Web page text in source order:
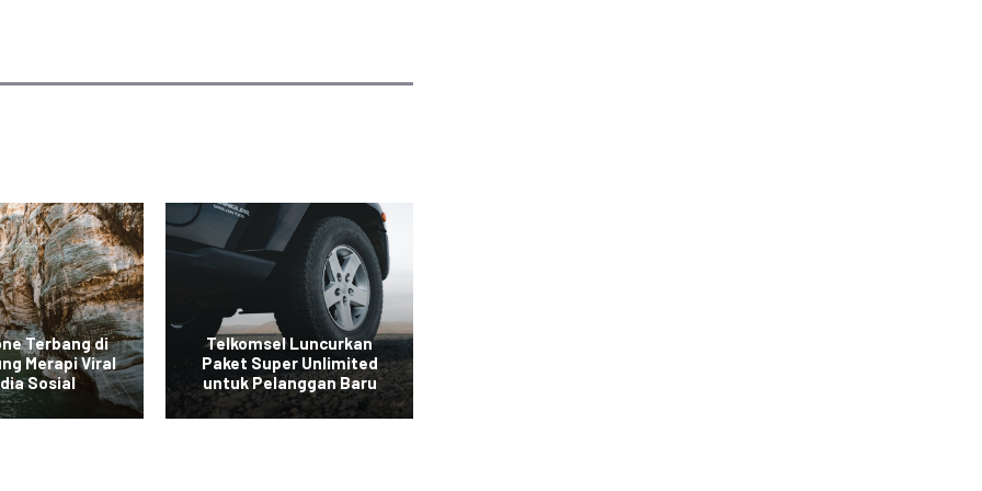
Terbang di
Merapi Viral
Sosial
Telkomsel Luncurkan
Paket Super Unlimited
untuk Pelanggan Baru